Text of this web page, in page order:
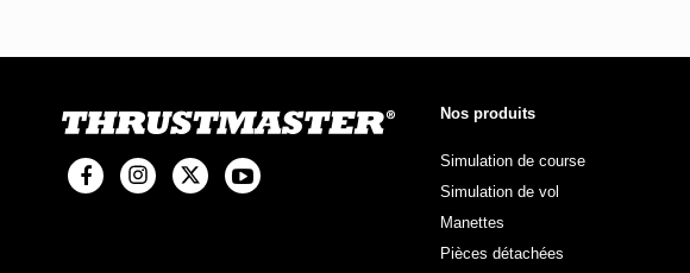
Nos produits
Simulation de course
Simulation de vol
Manettes
Pièces détachées